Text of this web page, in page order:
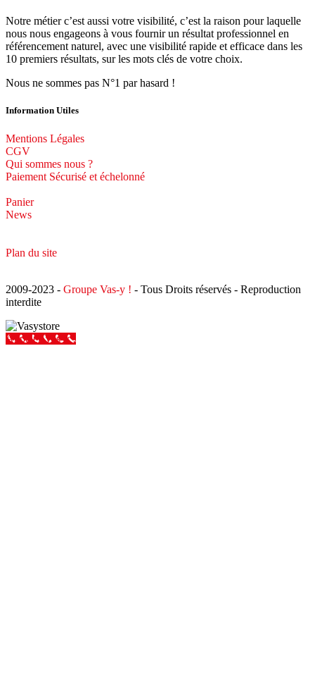
Notre métier c’est aussi votre visibilité, c’est la raison pour laquelle
nous nous engageons à vous fournir un résultat professionnel en
référencement naturel, avec une visibilité rapide et efficace dans les
10 premiers résultats, sur les mots clés de votre choix.
Nous ne sommes pas N°1 par hasard !
Information Utiles
Mentions Légales
CGV
Qui sommes nous ?
Paiement Sécurisé et échelonné
Panier
News
Plan du site
2009-2023 - Groupe Vas-y ! - Tous Droits réservés - Reproduction
interdite
Appeler Vas-y !